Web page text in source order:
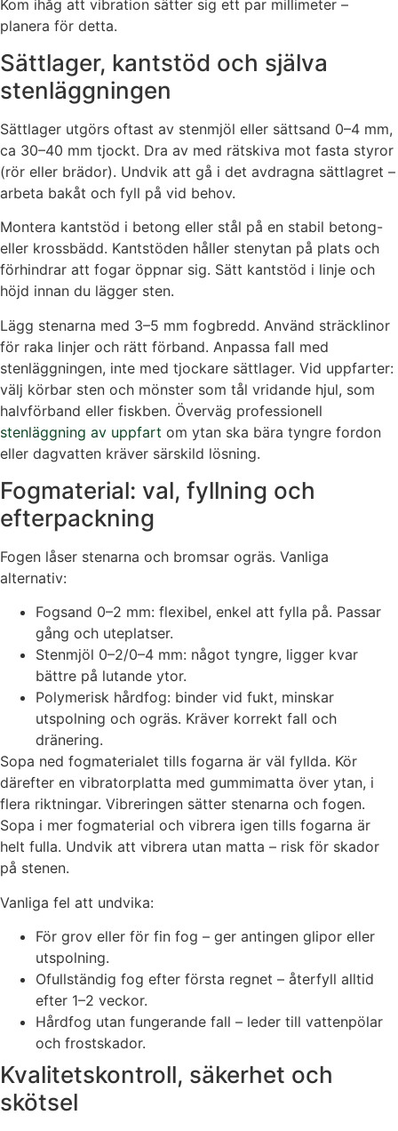
Kom ihåg att vibration sätter sig ett par millimeter –
planera för detta.
Sättlager, kantstöd och själva
stenläggningen
Sättlager utgörs oftast av stenmjöl eller sättsand 0–4 mm,
ca 30–40 mm tjockt. Dra av med rätskiva mot fasta styror
(rör eller brädor). Undvik att gå i det avdragna sättlagret –
arbeta bakåt och fyll på vid behov.
Montera kantstöd i betong eller stål på en stabil betong-
eller krossbädd. Kantstöden håller stenytan på plats och
förhindrar att fogar öppnar sig. Sätt kantstöd i linje och
höjd innan du lägger sten.
Lägg stenarna med 3–5 mm fogbredd. Använd sträcklinor
för raka linjer och rätt förband. Anpassa fall med
stenläggningen, inte med tjockare sättlager. Vid uppfarter:
välj körbar sten och mönster som tål vridande hjul, som
halvförband eller fiskben. Överväg professionell
stenläggning av uppfart om ytan ska bära tyngre fordon
eller dagvatten kräver särskild lösning.
Fogmaterial: val, fyllning och
efterpackning
Fogen låser stenarna och bromsar ogräs. Vanliga
alternativ:
Fogsand 0–2 mm: flexibel, enkel att fylla på. Passar
gång och uteplatser.
Stenmjöl 0–2/0–4 mm: något tyngre, ligger kvar
bättre på lutande ytor.
Polymerisk hårdfog: binder vid fukt, minskar
utspolning och ogräs. Kräver korrekt fall och
dränering.
Sopa ned fogmaterialet tills fogarna är väl fyllda. Kör
därefter en vibratorplatta med gummimatta över ytan, i
flera riktningar. Vibreringen sätter stenarna och fogen.
Sopa i mer fogmaterial och vibrera igen tills fogarna är
helt fulla. Undvik att vibrera utan matta – risk för skador
på stenen.
Vanliga fel att undvika:
För grov eller för fin fog – ger antingen glipor eller
utspolning.
Ofullständig fog efter första regnet – återfyll alltid
efter 1–2 veckor.
Hårdfog utan fungerande fall – leder till vattenpölar
och frostskador.
Kvalitetskontroll, säkerhet och
skötsel